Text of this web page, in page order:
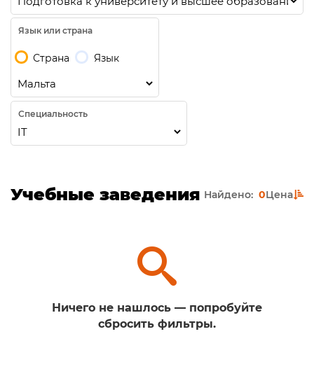
Язык или страна
Страна Язык
Специальность
Учебные заведения Найдено: 0Цена
Ничего не нашлось — попробуйте
сбросить фильтры.